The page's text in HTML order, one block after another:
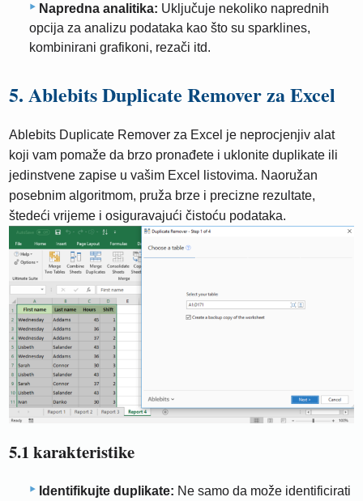
Napredna analitika: Uključuje nekoliko naprednih
opcija za analizu podataka kao što su sparklines,
kombinirani grafikoni, rezači itd.
5. Ablebits Duplicate Remover za Excel
Ablebits Duplicate Remover za Excel je neprocjenjiv alat
koji vam pomaže da brzo pronađete i uklonite duplikate ili
jedinstvene zapise u vašim Excel listovima. Naoružan
posebnim algoritmom, pruža brze i precizne rezultate,
štedeći vrijeme i osiguravajući čistoću podataka.
5.1 karakteristike
Identifikujte duplikate: Ne samo da može identificirati